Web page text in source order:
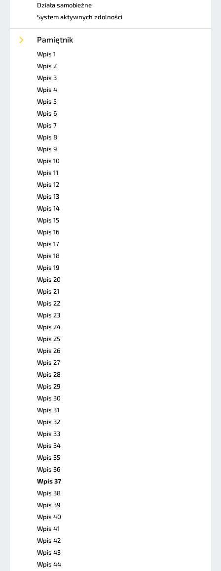
Działa samobieżne
System aktywnych zdolności
Pamiętnik
Wpis 1
Wpis 2
Wpis 3
Wpis 4
Wpis 5
Wpis 6
Wpis 7
Wpis 8
Wpis 9
Wpis 10
Wpis 11
Wpis 12
Wpis 13
Wpis 14
Wpis 15
Wpis 16
Wpis 17
Wpis 18
Wpis 19
Wpis 20
Wpis 21
Wpis 22
Wpis 23
Wpis 24
Wpis 25
Wpis 26
Wpis 27
Wpis 28
Wpis 29
Wpis 30
Wpis 31
Wpis 32
Wpis 33
Wpis 34
Wpis 35
Wpis 36
Wpis 37
Wpis 38
Wpis 39
Wpis 40
Wpis 41
Wpis 42
Wpis 43
Wpis 44